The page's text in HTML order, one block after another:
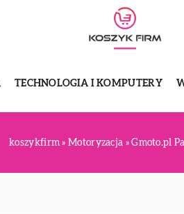
TECHNOLOGIA I KOMPUTERY
koszykfirm »Motoryzacja »Gmoto.pl